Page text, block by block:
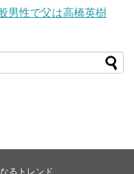
男性で父は高橋英樹
るトレンド